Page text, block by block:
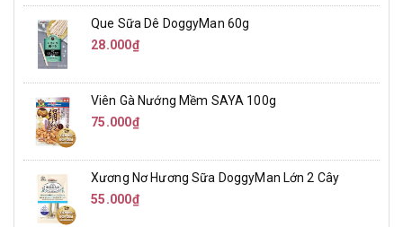
Que Sữa Dê DoggyMan 60g
28.000₫
Viên Gà Nướng Mềm SAYA 100g
75.000₫
Xương Nơ Hương Sữa DoggyMan Lớn 2 Cây
55.000₫